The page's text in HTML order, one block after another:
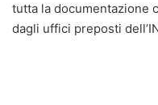
tutta la documentazione
dagli uffici preposti